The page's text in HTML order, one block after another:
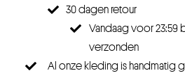
30 dagen retour
Vandaag voor 23:59
verzonden
Al onze kleding is handmatig